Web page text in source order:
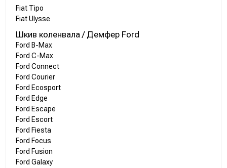
Fiat Tipo
Fiat Ulysse
Шкив коленвала / Демфер Ford
Ford B-Max
Ford C-Max
Ford Connect
Ford Courier
Ford Ecosport
Ford Edge
Ford Escape
Ford Escort
Ford Fiesta
Ford Focus
Ford Fusion
Ford Galaxy